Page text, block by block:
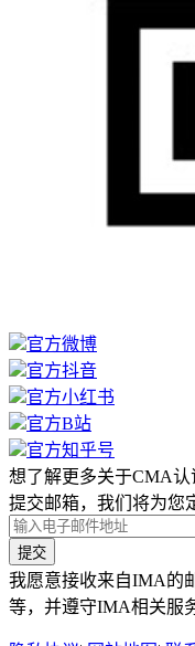
官方微博
官方抖音
官方小红书
官方B站
官方知乎号
想了解更多关于CMA认
提交邮箱，我们将为您
提交
我愿意接收来自IMA的
等，并遵守IMA相关服